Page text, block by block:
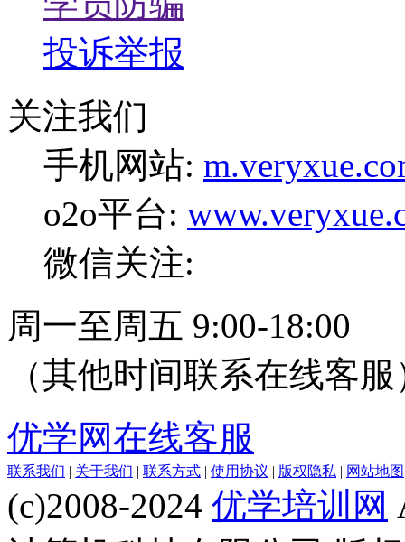
投诉举报
关注我们
手机网站:
o2o平台:
微信关注:
周一至周五 9:00-18:00
（其他时间联系在线客服
优学网在线客服
联系我们 | 关于我们 | 联系方式 | 使用协议 | 版权隐私 | 网站地图
(c)2008-2024 优学培训网